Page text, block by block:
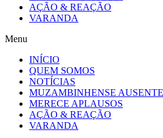
AÇÃO & REAÇÃO
VARANDA
Menu
INÍCIO
QUEM SOMOS
NOTÍCIAS
MUZAMBINHENSE AUSENTE
MERECE APLAUSOS
AÇÃO & REAÇÃO
VARANDA